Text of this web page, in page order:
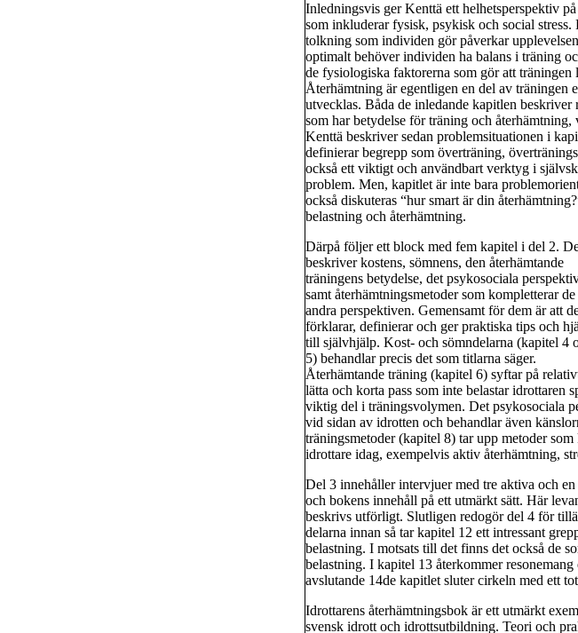
Inledningsvis ger Kenttä ett helhetsperspektiv
som inkluderar fysisk, psykisk och social stress.
tolkning som individen gör påverkar
optimalt behöver individen ha balans i träning
de fysiologiska faktorerna som gör att
Återhämtning är egentligen en del av träningen
utvecklas. Båda de inledande kapitlen
som har betydelse för träning och
Kenttä beskriver sedan problemsituationen i
definierar begrepp som överträning,
också ett viktigt och användbart verktyg i
problem. Men, kapitlet är inte bara
också diskuteras “hur smart är din
belastning och återhämtning.
Därpå följer ett block med fem kapitel i del 2.
beskriver kostens, sömnens, den återhämtande
träningens betydelse, det psykosociala
samt återhämtningsmetoder som kompletterar de
andra perspektiven. Gemensamt för dem är att
förklarar, definierar och ger praktiska tips och
till självhjälp. Kost- och sömndelarna (kapitel 4
5) behandlar precis det som titlarna säger.
Återhämtande träning (kapitel 6) syftar på
lätta och korta pass som inte belastar idrottaren
viktig del i träningsvolymen. Det psykosociala
vid sidan av idrotten och behandlar även
träningsmetoder (kapitel 8) tar upp metoder
idrottare idag, exempelvis aktiv återhämtning,
Del 3 innehåller intervjuer med tre aktiva och
och bokens innehåll på ett utmärkt sätt. Här
beskrivs utförligt. Slutligen redogör del 4 för
delarna innan så tar kapitel 12 ett intressant
belastning. I motsats till det finns det också de
belastning. I kapitel 13 återkommer
avslutande 14de kapitlet sluter cirkeln med ett
Idrottarens återhämtningsbok är ett utmärkt
svensk idrott och idrottsutbildning. Teori och